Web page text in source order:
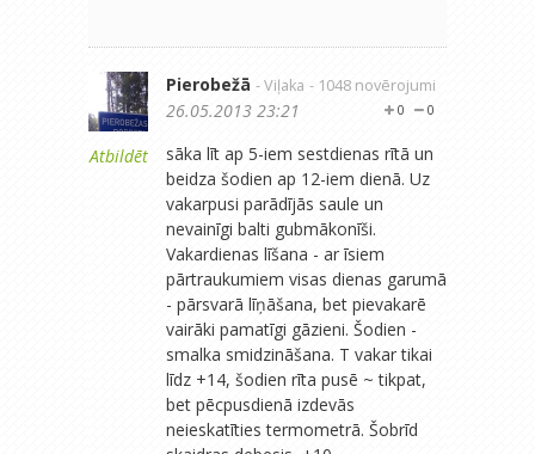
Atbildēt
Pierobežā - Viļaka - 1048 novērojumi
0
0
26.05.2013 23:21
sāka līt ap 5-iem sestdienas rītā un
beidza šodien ap 12-iem dienā. Uz
vakarpusi parādījās saule un
nevainīgi balti gubmākonīši.
Vakardienas līšana - ar īsiem
pārtraukumiem visas dienas garumā
- pārsvarā līņāšana, bet pievakarē
vairāki pamatīgi gāzieni. Šodien -
smalka smidzināšana. T vakar tikai
līdz +14, šodien rīta pusē ~ tikpat,
bet pēcpusdienā izdevās
neieskatīties termometrā. Šobrīd